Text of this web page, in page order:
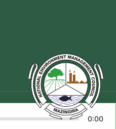
© 2026 NEMC. All rights reserved
0:00